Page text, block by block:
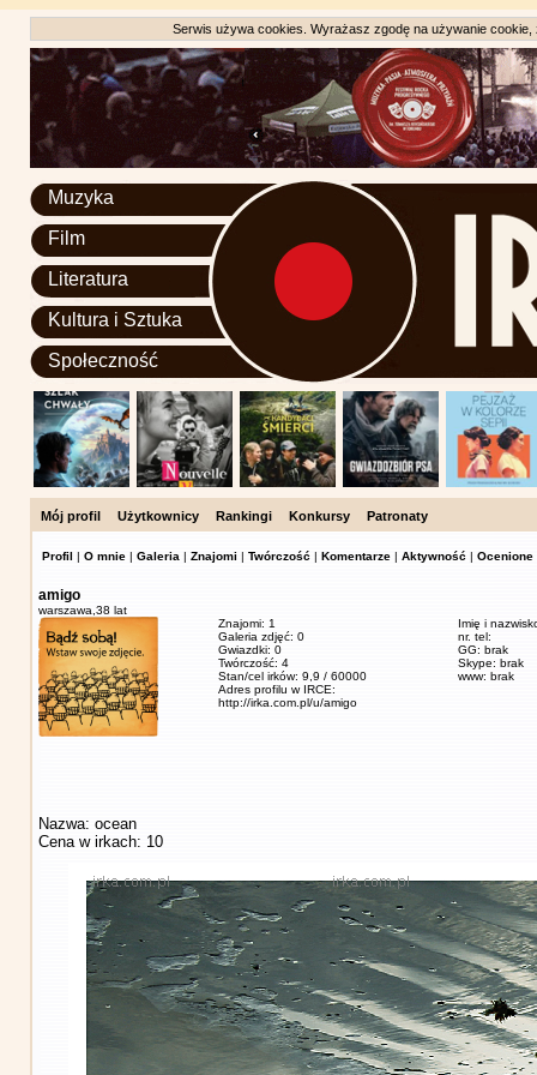
Serwis używa cookies. Wyrażasz zgodę na używanie
Muzyka
Film
Literatura
Kultura i Sztuka
Społeczność
Mój profil Użytkownicy Rankingi Konkursy Patronaty
Profil | O mnie | Galeria | Znajomi | Twórczość | Komentarze | Aktywność | Ocenione
amigo
warszawa, 38 lat
Znajomi: 1
Galeria zdjęć: 0
Gwiazdki: 0
Twórczość: 4
Stan/cel irków: 9,9 / 60000
Adres profilu w IRCE:
http://irka.com.pl/u/amigo
Imię i
nr. tel:
GG: brak
Skype: brak
www: brak
Nazwa: ocean
Cena w irkach: 10